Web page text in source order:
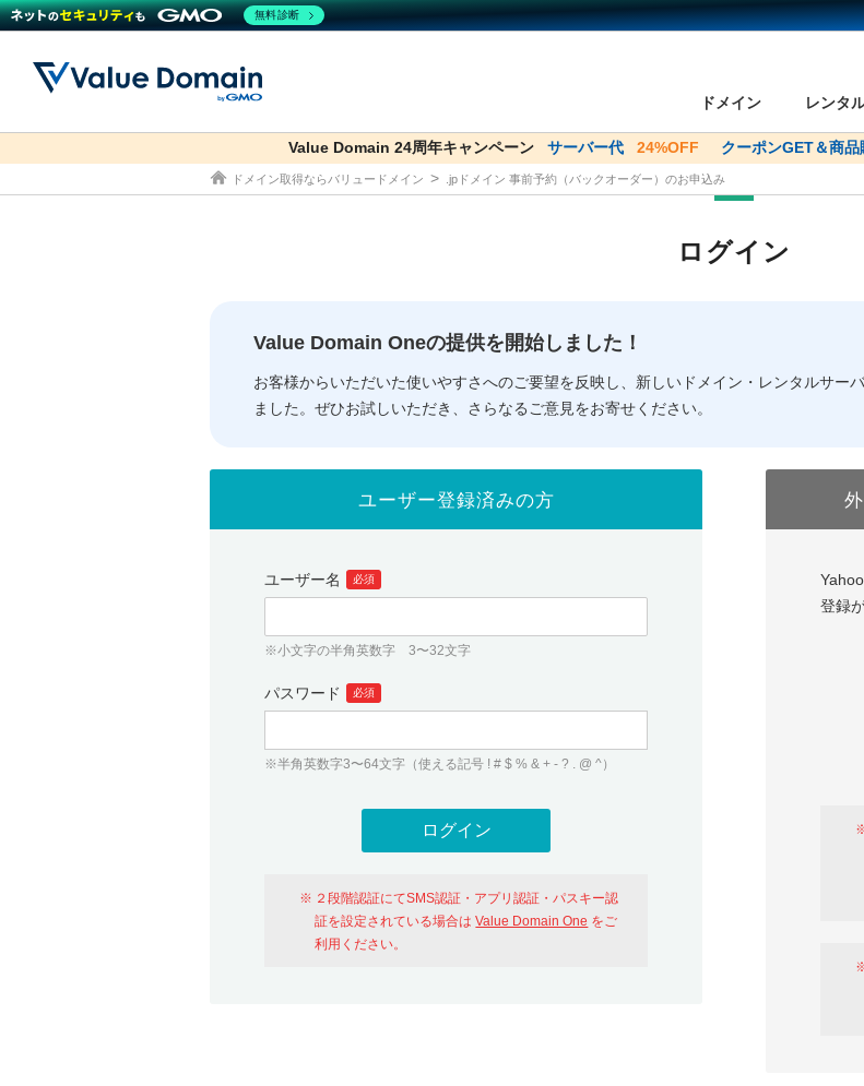
ドメイン
ドメイン ドメイン検索
ドメイン一括
人気ドメインの種類 WHOIS検索
レンタ
レンタルサーバー コアサーバー
セキュリティ Value Domain ネットde診断
サービス お得意様割引
バリュードメ
従来のバリュードメインをご利用希望の方 おすすめ
従来のバリュードメインをご利用希望の方 おすすめ
Value Domain 24周年キャンペーン サーバー代 24%OFF クーポンGET＆商品
co.jpドメイン✕コアサーバーV2ビジネス応援キャンペーン サ
ドメイン取得ならバリュードメイン .jpドメイン 事前予約（バックオーダー）のお申込み
ログイン
Value Domain Oneの提供を開始しました！
お客様からいただいた使いやすさへのご要望を反映し、新しいドメイン・レンタルサー
ました。ぜひお試しいただき、さらなるご意見をお寄せください。
ユーザー登録済みの方
ユーザー名 必須
※小文字の半角英数字 3〜32文字
パスワード 必須
※半角英数字3〜64文字（使える記号 ! # $ % & + - ? . @ ^）
２段階認証にてSMS認証・アプリ認証・パスキー認
証を設定されている場合はValue Domain One をご
利用ください。
登録
無料診断